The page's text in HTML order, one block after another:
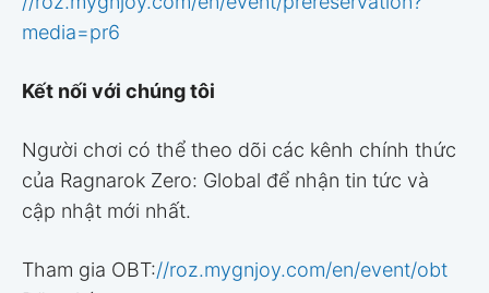
media=pr6
Kết nối với chúng tôi
Người chơi có thể theo dõi các kênh chính thức
của Ragnarok Zero: Global để nhận tin tức và
cập nhật mới nhất.
Tham gia OBT://roz.mygnjoy.com/en/event/obt